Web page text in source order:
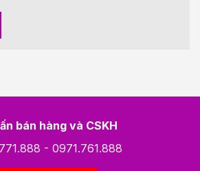
bán hàng và CSKH
- 0971.761.888